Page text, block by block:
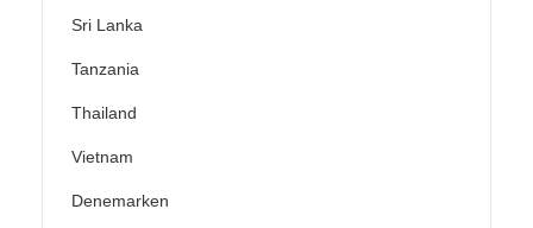
Sri Lanka
Tanzania
Thailand
Vietnam
Denemarken